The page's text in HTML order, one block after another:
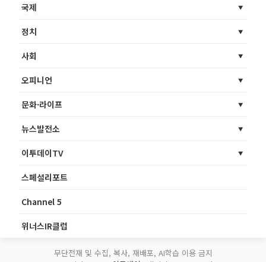
국제
정치
사회
오피니언
문화·라이프
뉴스발전소
이투데이TV
스페셜리포트
Channel 5
위너스IR클럽
무단전재 및 수집, 복사, 재배포, AI학습 이용 금지